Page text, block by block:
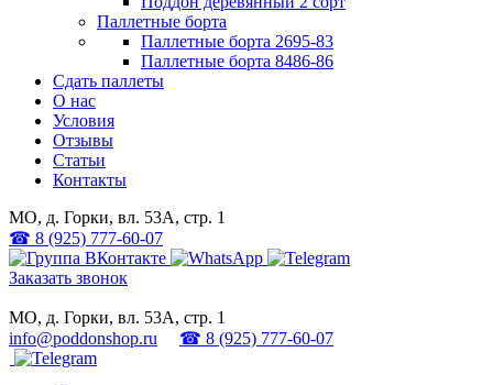
Паллетные борта
Паллетные борта 2695-83
Паллетные борта 8486-86
Сдать паллеты
О нас
Условия
Отзывы
Статьи
Контакты
МО, д. Горки, вл. 53А, стр. 1
☎ 8 (925) 777-60-07
Заказать звонок
МО, д. Горки, вл. 53А, стр. 1
info@poddonshop.ru
☎ 8 (925) 777-60-07